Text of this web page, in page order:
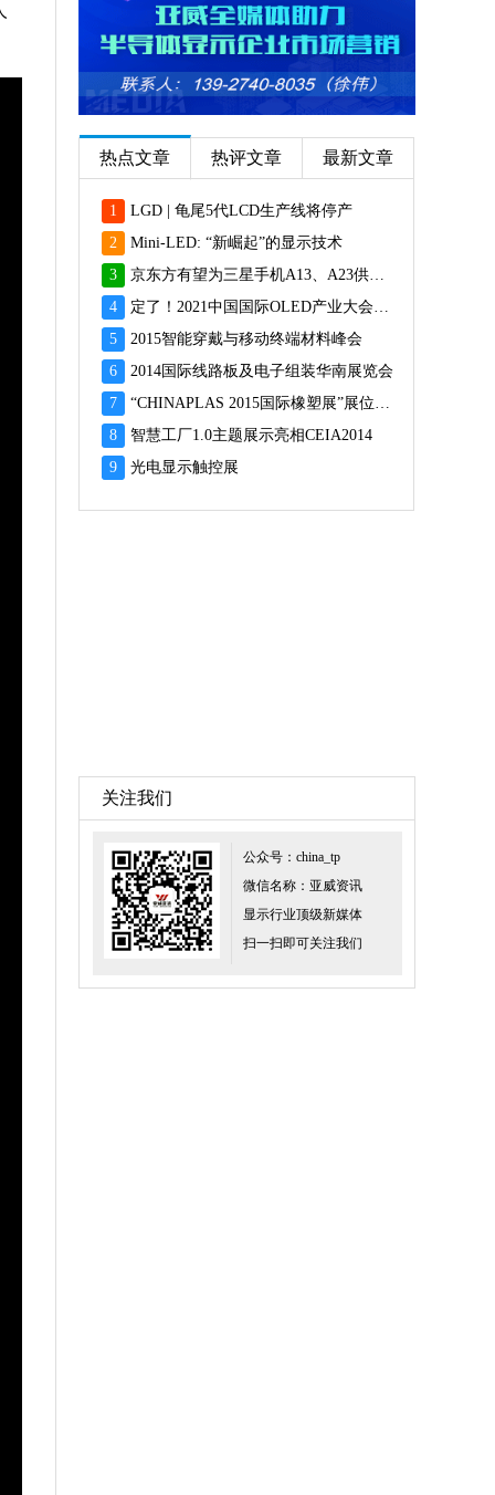
热点文章 热评文章 最新文章
1
LGD | 龟尾5代LCD生产线将停产
2
Mini-LED: “新崛起”的显示技术
3
京东方有望为三星手机A13、A23供应面板
4
定了！2021中国国际OLED产业大会12月重磅启幕
5
2015智能穿戴与移动终端材料峰会
6
2014国际线路板及电子组装华南展览会
7
“CHINAPLAS 2015国际橡塑展”展位预订火爆 彰显橡塑业乐观前景
8
智慧工厂1.0主题展示亮相CEIA2014
9
光电显示触控展
关注我们
公众号：china_tp
微信名称：亚威资讯
显示行业顶级新媒体
扫一扫即可关注我们